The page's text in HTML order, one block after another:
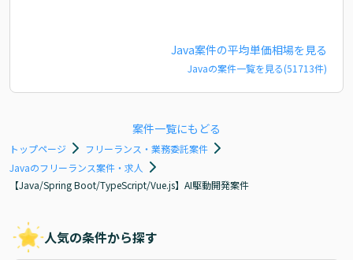
Java案件の平均単価相場を見る
Javaの案件一覧を見る(51713件)
案件一覧にもどる
トップページ
フリーランス・業務委託案件
Javaのフリーランス案件・求人
【Java/Spring Boot/TypeScript/Vue.js】AI駆動開発案件
人気の条件から探す